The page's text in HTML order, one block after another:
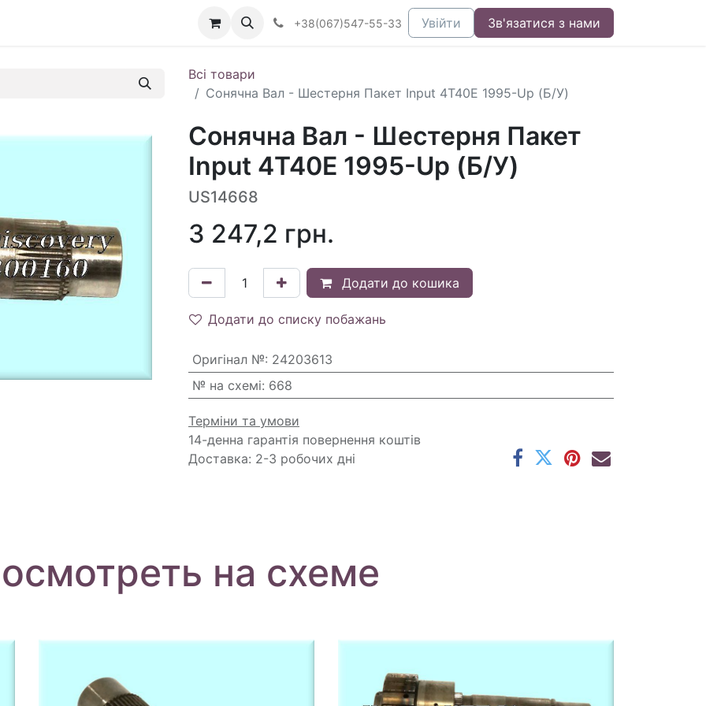
+38(067)547-55-33 Увійти Зв'язатися з нами
Всі товари
Сонячна Вал - Шестерня Пакет Input 4T40E 1995-Up (Б/У)
Сонячна Вал - Шестерня Пакет
Input 4T40E 1995-Up (Б/У)
US14668
3 247,2 грн.
Додати до кошика
Додати до списку побажань
Оригінал №: 24203613
№ на схемі: 668
Терміни та умови
14-денна гарантія повернення коштів
Доставка: 2-3 робочих дні
на схеме